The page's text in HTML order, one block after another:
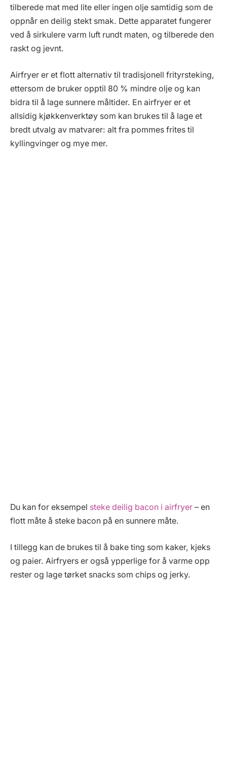
tilberede mat med lite eller ingen olje samtidig som de
oppnår en deilig stekt smak. Dette apparatet fungerer
ved å sirkulere varm luft rundt maten, og tilberede den
raskt og jevnt.
Airfryer er et flott alternativ til tradisjonell frityrsteking,
ettersom de bruker opptil 80 % mindre olje og kan
bidra til å lage sunnere måltider. En airfryer er et
allsidig kjøkkenverktøy som kan brukes til å lage et
bredt utvalg av matvarer: alt fra pommes frites til
kyllingvinger og mye mer.
Du kan for eksempel steke deilig bacon i airfryer – en
flott måte å steke bacon på en sunnere måte.
I tillegg kan de brukes til å bake ting som kaker, kjeks
og paier. Airfryers er også ypperlige for å varme opp
rester og lage tørket snacks som chips og jerky.